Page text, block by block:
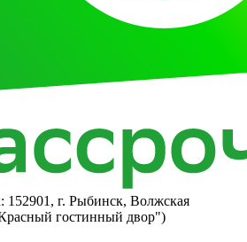
152901, г. Рыбинск, Волжская
гостинный двор")